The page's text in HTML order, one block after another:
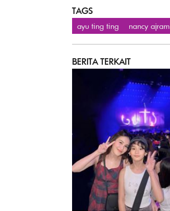
TAGS
ayu ting ting nancy ajram
BERITA TERKAIT